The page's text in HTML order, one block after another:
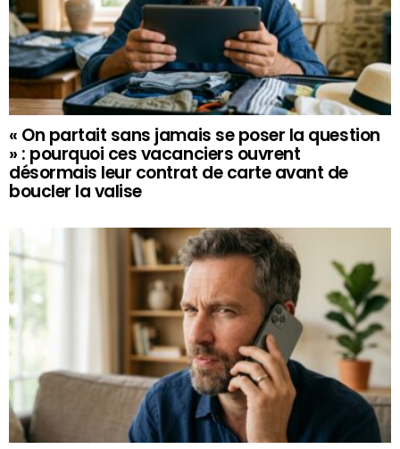
« On partait sans jamais se poser la question
» : pourquoi ces vacanciers ouvrent
désormais leur contrat de carte avant de
boucler la valise